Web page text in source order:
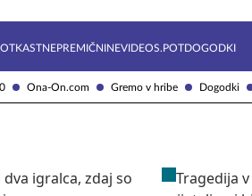
Ona-On.com Gremo v hribe Dogodki
NEPREMIČNINEVIDEOS.POTDOGODKI